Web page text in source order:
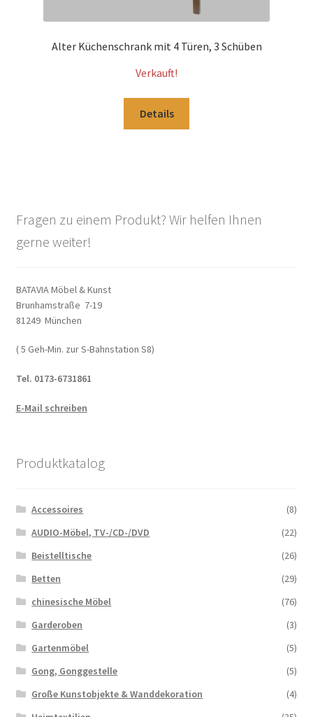
Alter Küchenschrank mit 4 Türen, 3 Schüben
Verkauft!
Details
Fragen zu einem Produkt? Wir helfen Ihnen
gerne weiter!
BATAVIA Möbel & Kunst
Brunhamstraße 7-19
81249 München
( 5 Geh-Min. zur S-Bahnstation S8)
Tel. 0173-6731861
E-Mail schreiben
Produktkatalog
Accessoires
(8)
AUDIO-Möbel, TV-/CD-/DVD
(22)
Beistelltische
(26)
Betten
(29)
chinesische Möbel
(76)
Garderoben
(3)
Gartenmöbel
(5)
Gong, Gonggestelle
(5)
Große Kunstobjekte & Wanddekoration
(4)